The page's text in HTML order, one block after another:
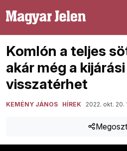
Komlón a teljes
akár még a
visszatérhet
KEMÉNY JÁNOS HÍREK 2022. okt. 20.